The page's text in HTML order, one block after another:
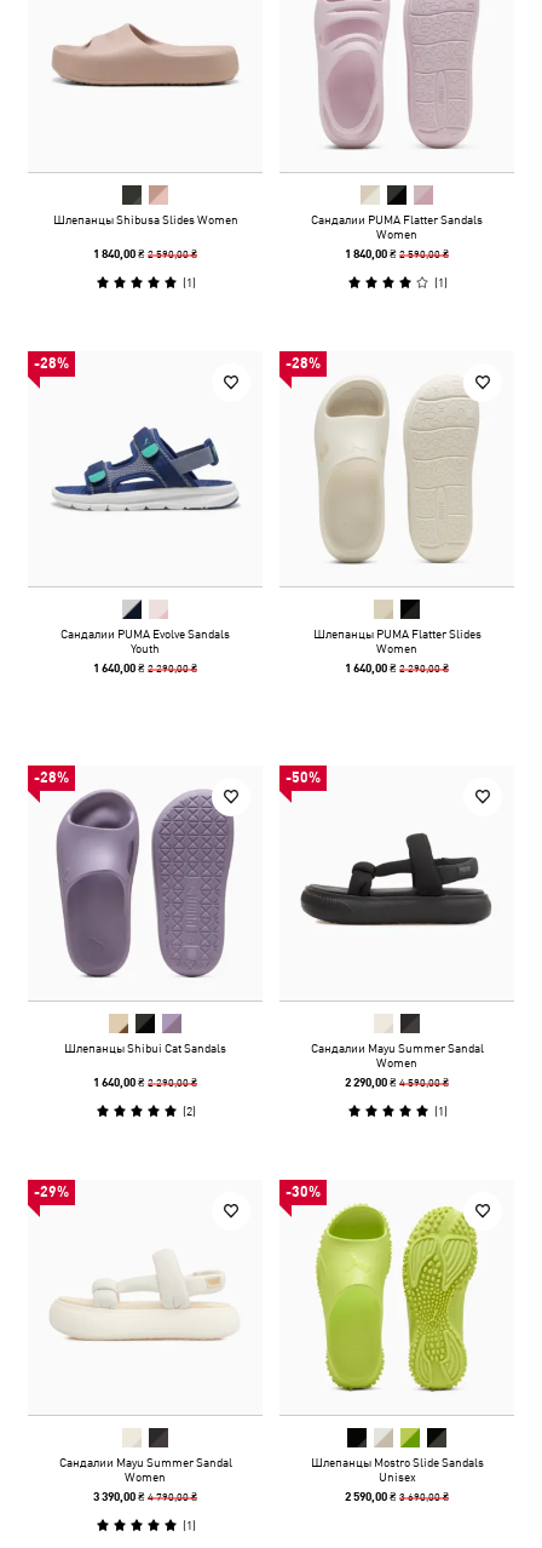
Шлепанцы Shibusa Slides Women
1 840,00 ₴2 590,00 ₴
(1)
Сандалии PUMA Flatter Sandals
Women
1 840,00 ₴2 590,00 ₴
(1)
-28%
Сандалии PUMA Evolve Sandals
Youth
1 640,00 ₴2 290,00 ₴
-28%
Шлепанцы PUMA Flatter Slides
Women
1 640,00 ₴2 290,00 ₴
-28%
Шлепанцы Shibui Cat Sandals
1 640,00 ₴2 290,00 ₴
(2)
-50%
Сандалии Mayu Summer Sandal
Women
2 290,00 ₴4 590,00 ₴
(1)
-29%
Сандалии Mayu Summer Sandal
Women
3 390,00 ₴4 790,00 ₴
(1)
-30%
Шлепанцы Mostro Slide Sandals
Unisex
2 590,00 ₴3 690,00 ₴